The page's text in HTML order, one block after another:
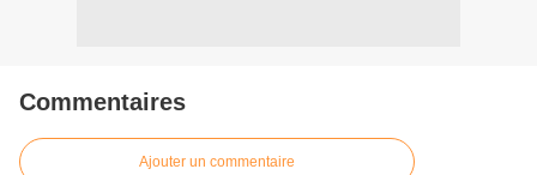
Commentaires
Ajouter un commentaire